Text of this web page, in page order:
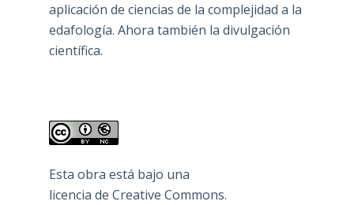
aplicación de ciencias de la complejidad a la
edafología. Ahora también la divulgación
científica.
Esta obra está bajo una
licencia de Creative Commons.